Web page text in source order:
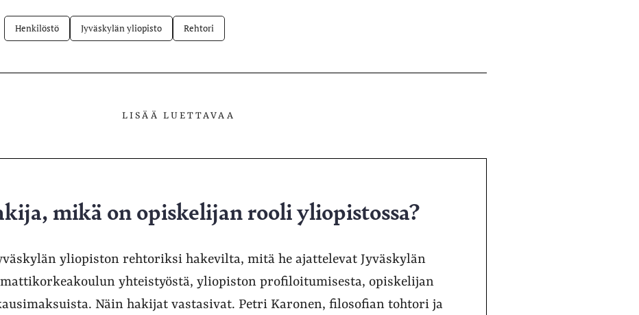
Henkilöstö Jyväskylän yliopisto Rehtori
LISÄÄ LUETTAVAA
mikä on opiskelijan rooli yliopistossa?
yliopiston rehtoriksi hakevilta, mitä he ajattelevat Jyväskylän
yhteistyöstä, yliopiston profiloitumisesta, opiskelijan
Näin hakijat vastasivat. Petri Karonen, filosofian tohtori ja